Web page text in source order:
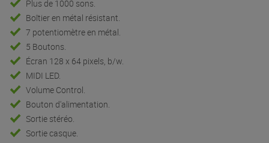
Boîtier en métal résistant.
7 potentiomètre en métal.
5 Boutons.
Écran 128 x 64 pixels, b/w.
MIDI LED.
Volume Control.
Bouton d'alimentation.
Sortie stéréo.
Sortie casque.
MIDI In.